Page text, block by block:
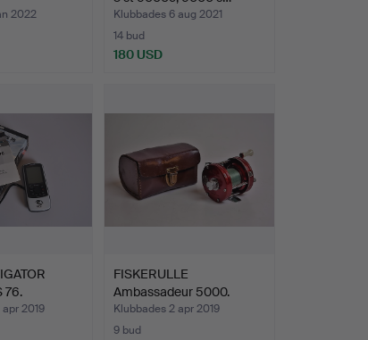
2022
Klubbades 6 aug 2021
14 bud
180 USD
76.
2019
FISKERULLE
Ambassadeur 5000.
Klubbades 2 apr 2019
9 bud